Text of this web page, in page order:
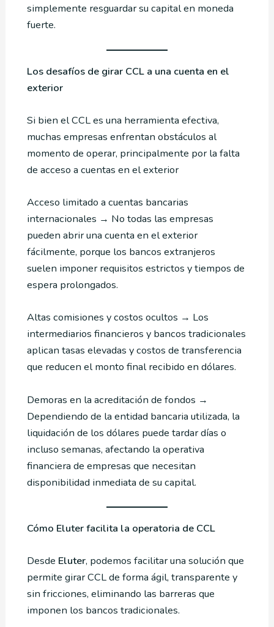
simplemente resguardar su capital en moneda
fuerte.
Los desafíos de girar CCL a una cuenta en el
exterior
Si bien el CCL es una herramienta efectiva,
muchas empresas enfrentan obstáculos al
momento de operar, principalmente por la falta
de acceso a cuentas en el exterior
Acceso limitado a cuentas bancarias
internacionales → No todas las empresas
pueden abrir una cuenta en el exterior
fácilmente, porque los bancos extranjeros
suelen imponer requisitos estrictos y tiempos de
espera prolongados.
Altas comisiones y costos ocultos → Los
intermediarios financieros y bancos tradicionales
aplican tasas elevadas y costos de transferencia
que reducen el monto final recibido en dólares.
Demoras en la acreditación de fondos →
Dependiendo de la entidad bancaria utilizada, la
liquidación de los dólares puede tardar días o
incluso semanas, afectando la operativa
financiera de empresas que necesitan
disponibilidad inmediata de su capital.
Cómo Eluter facilita la operatoria de CCL
Desde Eluter, podemos facilitar una solución que
permite girar CCL de forma ágil, transparente y
sin fricciones, eliminando las barreras que
imponen los bancos tradicionales.